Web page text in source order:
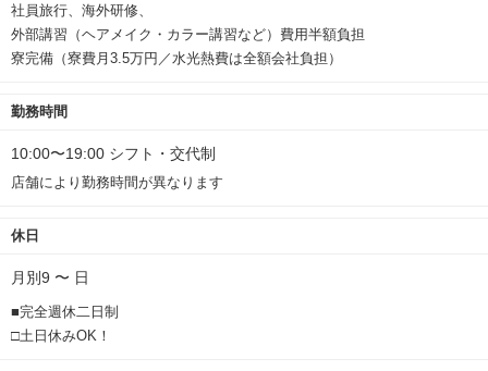
社員旅行、海外研修、
外部講習（ヘアメイク・カラー講習など）費用半額負担
寮完備（寮費月3.5万円／水光熱費は全額会社負担）
勤務時間
10:00〜19:00 シフト・交代制
店舗により勤務時間が異なります
休日
月別9 〜 日
■完全週休二日制
□土日休みOK！